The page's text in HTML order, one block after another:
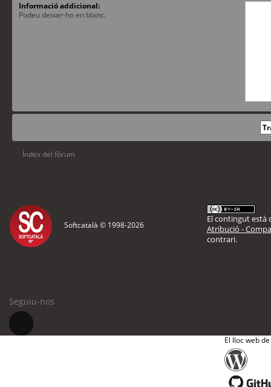
Informació addicional:
Podeu deixar-ho en blanc.
Índex del fòrum
Softcatalà © 1998-2026
El contingut està
Atribució -
contrari.
Seguiu-nos
El lloc web